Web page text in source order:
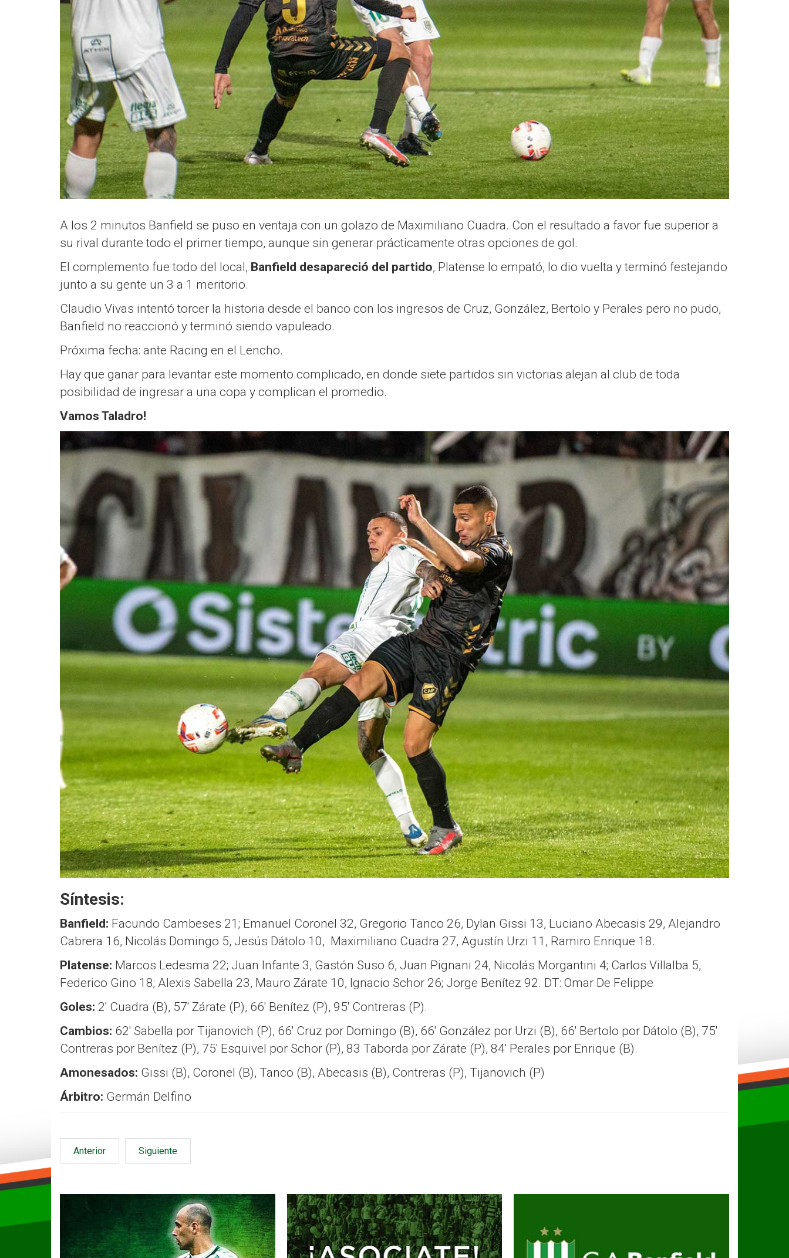
A los 2 minutos Banfield se puso en ventaja con un golazo de Maximiliano Cuadra. Con el resultado a favor fue superior a
su rival durante todo el primer tiempo, aunque sin generar prácticamente otras opciones de gol.
El complemento fue todo del local, Banfield desapareció del partido, Platense lo empató, lo dio vuelta y terminó festejando
junto a su gente un 3 a 1 meritorio.
Claudio Vivas intentó torcer la historia desde el banco con los ingresos de Cruz, González, Bertolo y Perales pero no pudo,
Banfield no reaccionó y terminó siendo vapuleado.
Próxima fecha: ante Racing en el Lencho.
Hay que ganar para levantar este momento complicado, en donde siete partidos sin victorias alejan al club de toda
posibilidad de ingresar a una copa y complican el promedio.
Vamos Taladro!
Síntesis:
Banfield: Facundo Cambeses 21; Emanuel Coronel 32, Gregorio Tanco 26, Dylan Gissi 13, Luciano Abecasis 29, Alejandro
Cabrera 16, Nicolás Domingo 5, Jesús Dátolo 10, Maximiliano Cuadra 27, Agustín Urzi 11, Ramiro Enrique 18.
Platense: Marcos Ledesma 22; Juan Infante 3, Gastón Suso 6, Juan Pignani 24, Nicolás Morgantini 4; Carlos Villalba 5,
Federico Gino 18; Alexis Sabella 23, Mauro Zárate 10, Ignacio Schor 26; Jorge Benítez 92. DT: Omar De Felippe
Goles: 2′ Cuadra (B), 57′ Zárate (P), 66′ Benítez (P), 95′ Contreras (P).
Cambios: 62′ Sabella por Tijanovich (P), 66′ Cruz por Domingo (B), 66′ González por Urzi (B), 66′ Bertolo por Dátolo (B), 75′
Contreras por Benítez (P), 75′ Esquivel por Schor (P), 83 Taborda por Zárate (P), 84′ Perales por Enrique (B).
Amonesados: Gissi (B), Coronel (B), Tanco (B), Abecasis (B), Contreras (P), Tijanovich (P)
Árbitro: Germán Delfino
Anterior Siguiente